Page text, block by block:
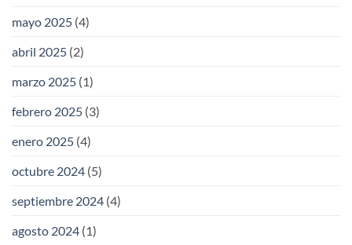
mayo 2025 (4)
abril 2025 (2)
marzo 2025 (1)
febrero 2025 (3)
enero 2025 (4)
octubre 2024 (5)
septiembre 2024 (4)
agosto 2024 (1)